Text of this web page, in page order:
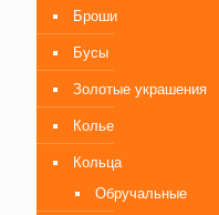
Броши
Бусы
Золотые украшения
Колье
Кольца
Обручальные